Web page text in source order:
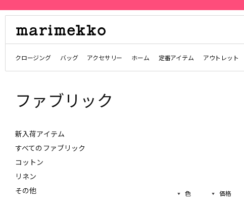
クロージング バッグ アクセサリー ホーム 定番アイテム アウトレット
ファブリック
新入荷アイテム
すべてのファブリック
コットン
リネン
その他
色 価格